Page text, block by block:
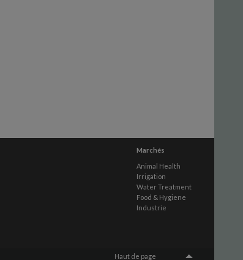
Marchés
Animal Health
Irrigation
Water Treatment
Food & Hygiene
Industrie
Haut de page